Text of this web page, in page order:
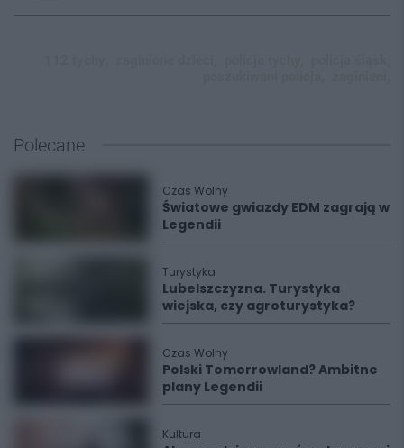
Polecane
Czas Wolny
Światowe gwiazdy EDM zagrają w
Legendii
Turystyka
Lubelszczyzna. Turystyka
wiejska, czy agroturystyka?
Czas Wolny
Polski Tomorrowland? Ambitne
plany Legendii
Kultura